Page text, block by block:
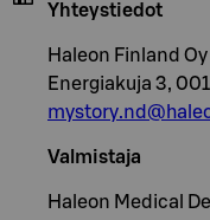
Yhteystiedot
Haleon Finland Oy
Energiakuja 3,
Valmistaja
Haleon Medical